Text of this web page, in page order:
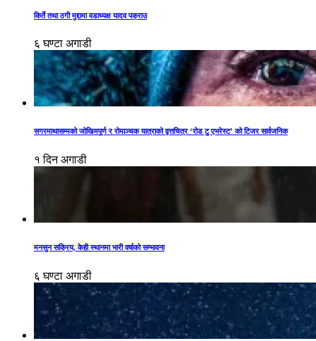
किर्ते तथा ठगी मुद्दामा वडाध्यक्ष यादव पक्राउ
६ घण्टा अगाडी
सगरमाथासम्मको जोखिमपूर्ण र रोमाञ्चक यात्राको वृत्तचित्र ‘रोड टु एभरेस्ट’ को टिजर सार्वजनिक
१ दिन अगाडी
मनसुन सक्रिय, केही स्थानमा भारी वर्षाको सम्भावना
६ घण्टा अगाडी